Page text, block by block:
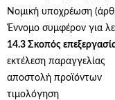
Νομική υποχρέωση
Έννομο συμφέρον για
14.3 Σκοπός
εκτέλεση παραγγελίας
αποστολή προϊόντων
τιμολόγηση